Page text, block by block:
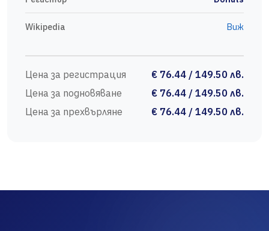
Wikipedia Виж
Цена за регистрация
€ 76.44 / 149.50 лв.
Цена за подновяване
€ 76.44 / 149.50 лв.
Цена за прехвърляне
€ 76.44 / 149.50 лв.